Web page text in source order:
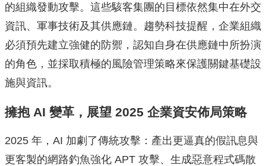
的組織發動攻擊。這些駭客集團的目標依然集中在外交
資訊、軍事技術及其供應鏈。趨勢科技提醒，企業組織
必須預先建立強健的防禦，認知自身在供應鏈中所扮演
的角色，並採取積極的風險管理策略來保護關鍵基礎設
施與資訊。
擁抱 AI 變革，展望 2025 企業資安佈局策略
2025 年，AI 加劇了傳統攻擊：產出更逼真的假訊息與
更客製的網路釣魚強化 APT 攻擊、生成惡意程式碼散